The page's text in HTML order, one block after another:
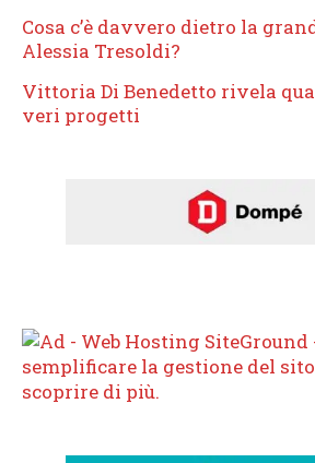
Cosa c’è davvero dietro la
Alessia Tresoldi?
Vittoria Di Benedetto rivela
veri progetti